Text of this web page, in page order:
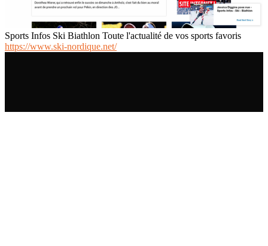
Sports Infos Ski Biathlon Toute l'actualité de vos sports favoris
https://www.ski-nordique.net/